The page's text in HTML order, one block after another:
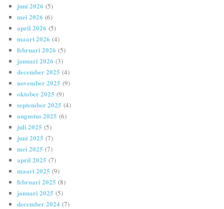
juni 2026 (5)
mei 2026 (6)
april 2026 (5)
maart 2026 (4)
februari 2026 (5)
januari 2026 (3)
december 2025 (4)
november 2025 (9)
oktober 2025 (9)
september 2025 (4)
augustus 2025 (6)
juli 2025 (5)
juni 2025 (7)
mei 2025 (7)
april 2025 (7)
maart 2025 (9)
februari 2025 (8)
januari 2025 (5)
december 2024 (7)